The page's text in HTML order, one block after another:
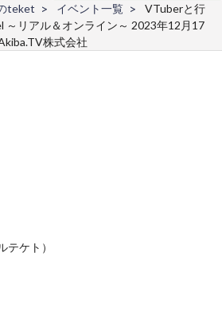
teket イベント一覧
VTuberと行
～リアル＆オンライン～ 2023年12月17
株式会社
テケト）